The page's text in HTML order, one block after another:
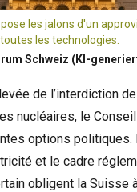
les jalons d'un
les technologies.
Schweiz (KI-
de l’interdiction
nucléaires, le
options politiques.
et le cadre
obligent la Suisse